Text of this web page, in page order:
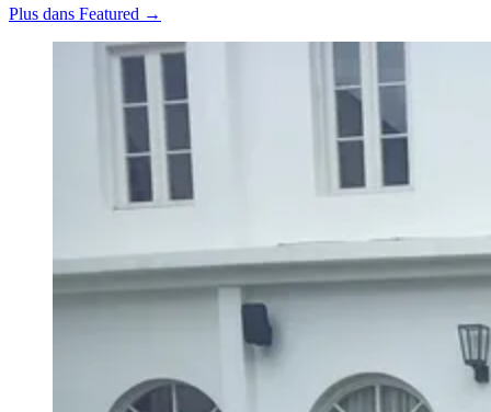
Plus dans Featured →